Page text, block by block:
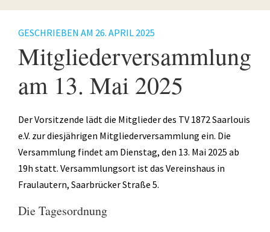
Gesundheit
Antara Age
Aqua-Jogging
Indian Balance
Herzsport – REHA
Lungensport – REHA
Orthopädie – REHA
Rückenschule
GESCHRIEBEN AM 26. APRIL 2025
Mitgliederversammlung
am 13. Mai 2025
Der Vorsitzende lädt die Mitglieder des TV 1872 Saarlouis
e.V. zur diesjährigen Mitgliederversammlung ein. Die
Versammlung findet am Dienstag, den 13. Mai 2025 ab
19h statt. Versammlungsort ist das Vereinshaus in
Fraulautern, Saarbrücker Straße 5.
Die Tagesordnung